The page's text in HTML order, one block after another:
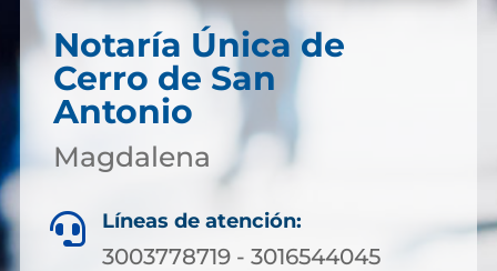
Notaría Única de
Cerro de San
Antonio
Magdalena
 Líneas de atención:
3003778719 - 3016544045